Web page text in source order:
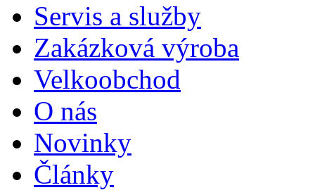
Servis a služby
Zakázková výroba
Velkoobchod
O nás
Novinky
Články